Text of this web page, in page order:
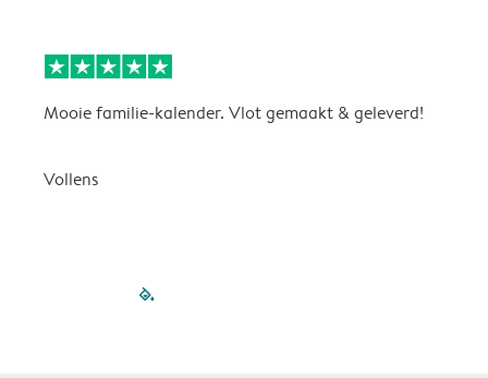
Mooie familie-kalender. Vlot gemaakt & geleverd!
Vollens
filled-pagination